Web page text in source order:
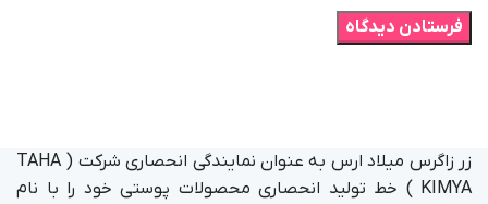
زر زاگرس میلاد ارس به عنوان نمایندگی انحصاری شرکت ( TAHA
KIMYA ) خط تولید انحصاری محصولات پوستی خود را با نام